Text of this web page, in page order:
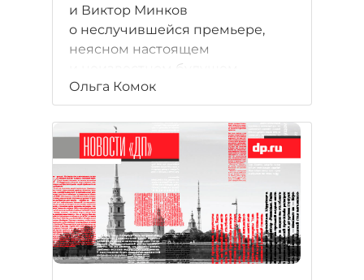
и Виктор Минков
о неслучившейся премьере,
неясном настоящем
и неизвестном будущем.
Ольга Комок